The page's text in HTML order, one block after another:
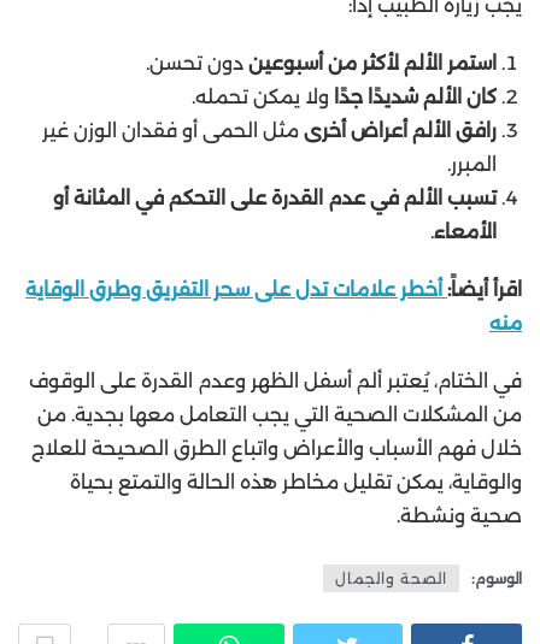
يجب زيارة الطبيب إذا:
استمر الألم لأكثر من أسبوعيندون تحسن.
كان الألم شديدًا جدًا ولا يمكن تحمله.
رافق الألم أعراض أخرىمثل الحمى أو فقدان الوزن غير
المبرر.
تسبب الألم في عدم القدرة على التحكم في المثانة أو
الأمعاء.
اقرأ أيضاً:أخطر علامات تدل على سحر التفريق وطرق الوقاية
منه
في الختام، يُعتبر ألم أسفل الظهر وعدم القدرة على الوقوف
من المشكلات الصحية التي يجب التعامل معها بجدية. من
خلال فهم الأسباب والأعراض واتباع الطرق الصحيحة للعلاج
والوقاية، يمكن تقليل مخاطر هذه الحالة والتمتع بحياة
صحية ونشطة.
الوسوم: الصحة والجمال